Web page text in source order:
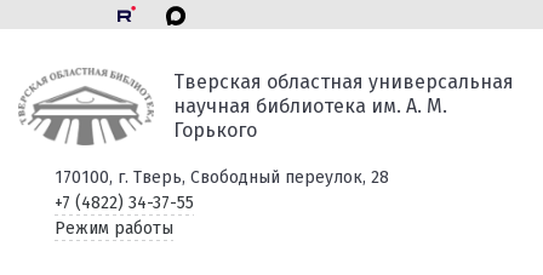
Тверская областная универсальная
научная библиотека им. А. М.
Горького
170100, г. Тверь, Свободный переулок, 28
+7 (4822) 34-37-55
Режим работы